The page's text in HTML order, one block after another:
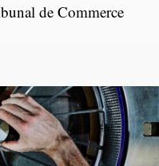
de Commerce